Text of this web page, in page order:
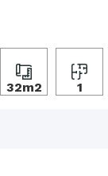
32m2 1